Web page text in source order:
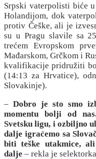
Srpski vaterpolisti biće
Holandijom, dok
protiv Češke, ali je
su u Pragu slavile sa
trećem Evropskom
Mađarskom, Grčkom i
kvalifikacije pridružiti
(14:13 za Hrvatice),
Slovakinje).
– Dobro je sto smo
momentu bolji od
Svetsku ligu, i ozbiljno
dalje igraćemo sa
biti teške utakmice,
dalje – rekla je